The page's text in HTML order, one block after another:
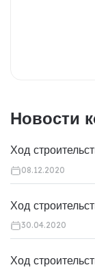
Новости
Ход
08.12.2020
Ход
30.04.2020
Ход